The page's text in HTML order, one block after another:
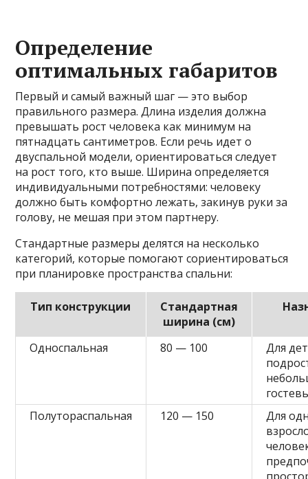
Определение
оптимальных габаритов
Первый и самый важный шаг — это выбор
правильного размера. Длина изделия должна
превышать рост человека как минимум на
пятнадцать сантиметров. Если речь идет о
двуспальной модели, ориентироваться следует
на рост того, кто выше. Ширина определяется
индивидуальными потребностями: человеку
должно быть комфортно лежать, закинув руки за
голову, не мешая при этом партнеру.
Стандартные размеры делятся на несколько
категорий, которые помогают сориентироваться
при планировке пространства спальни:
Тип конструкции
Стандартная
ширина (см)
Односпальная 80 — 100
Для
Полутораспальная
120 — 150
Для